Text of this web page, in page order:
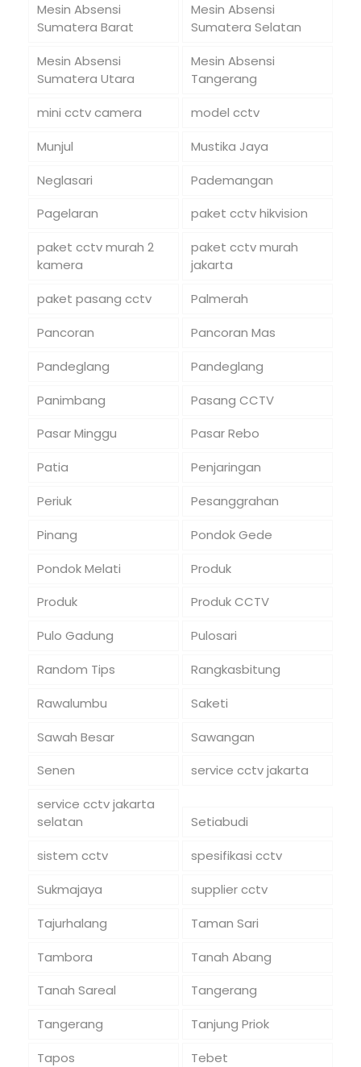
Mesin Absensi
Sumatera Barat
Mesin Absensi
Sumatera Selatan
Mesin Absensi
Sumatera Utara
Mesin Absensi
Tangerang
mini cctv camera
model cctv
Munjul
Mustika Jaya
Neglasari
Pademangan
Pagelaran
paket cctv hikvision
paket cctv murah 2
kamera
paket cctv murah
jakarta
paket pasang cctv
Palmerah
Pancoran
Pancoran Mas
Pandeglang
Pandeglang
Panimbang
Pasang CCTV
Pasar Minggu
Pasar Rebo
Patia
Penjaringan
Periuk
Pesanggrahan
Pinang
Pondok Gede
Pondok Melati
Produk
Produk
Produk CCTV
Pulo Gadung
Pulosari
Random Tips
Rangkasbitung
Rawalumbu
Saketi
Sawah Besar
Sawangan
Senen
service cctv jakarta
service cctv jakarta
selatan
Setiabudi
sistem cctv
spesifikasi cctv
Sukmajaya
supplier cctv
Tajurhalang
Taman Sari
Tambora
Tanah Abang
Tanah Sareal
Tangerang
Tangerang
Tanjung Priok
Tapos
Tebet